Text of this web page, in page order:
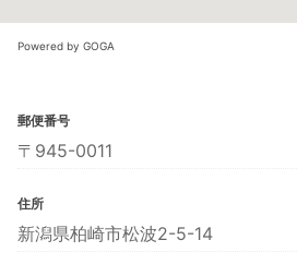
Powered by GOGA
郵便番号
〒945-0011
住所
新潟県柏崎市松波2-5-14